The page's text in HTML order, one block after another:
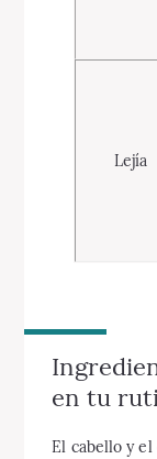
Lejía
en tu
El cabello y el